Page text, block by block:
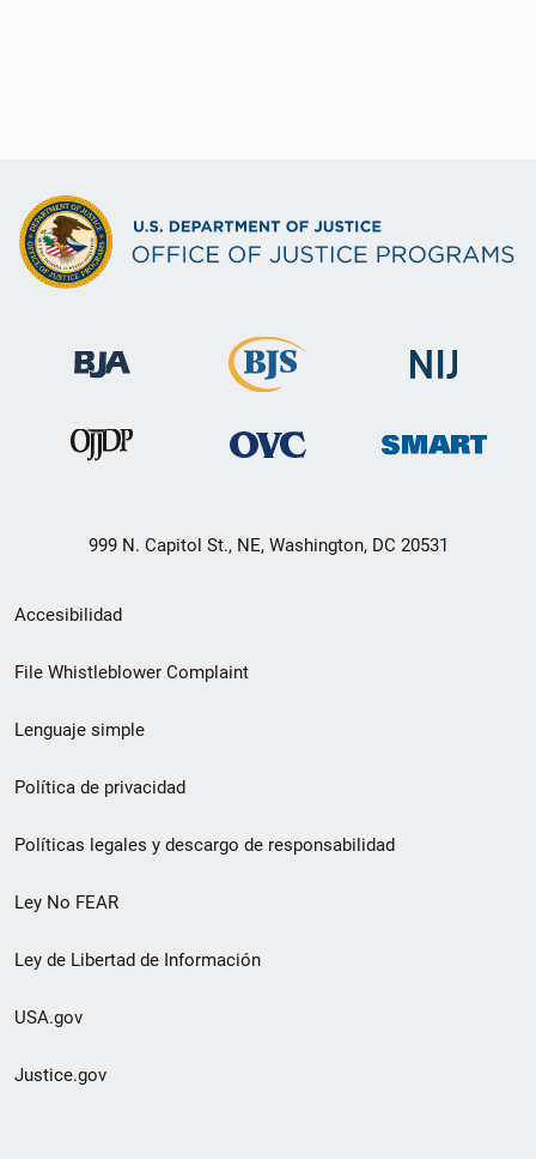
999 N. Capitol St., NE, Washington, DC 20531
Menú
de
de
pie
de
página
Accesibilidad
File Whistleblower Complaint
Lenguaje simple
Política de privacidad
Políticas legales y descargo de responsabilidad
Ley No FEAR
Ley de Libertad de Información
USA.gov
Justice.gov